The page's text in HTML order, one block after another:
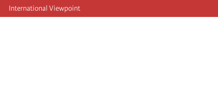
International Viewpoint